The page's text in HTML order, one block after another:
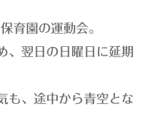
育園の運動会。
、翌日の日曜日に延期
も、途中から青空とな